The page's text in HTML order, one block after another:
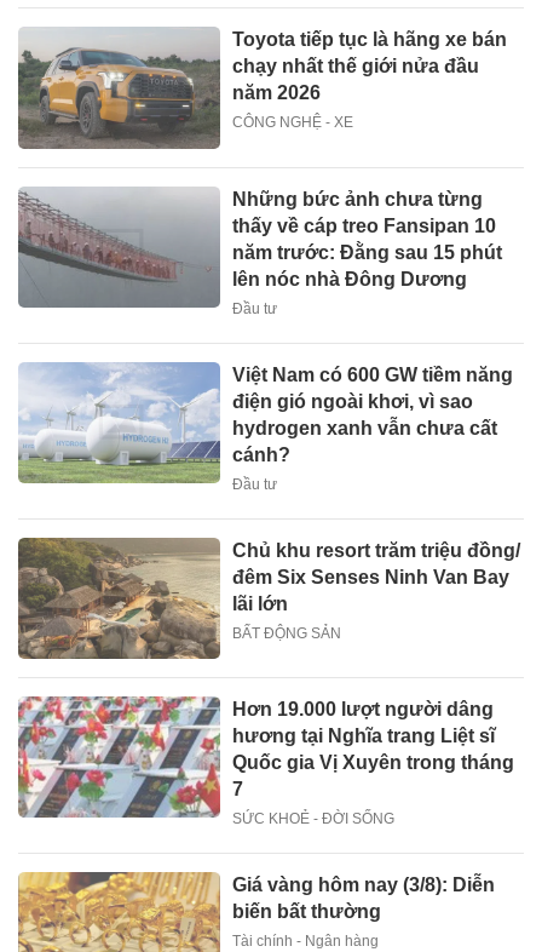
Toyota tiếp tục là hãng xe bán
chạy nhất thế giới nửa đầu
năm 2026
CÔNG NGHỆ - XE
Những bức ảnh chưa từng
thấy về cáp treo Fansipan 10
năm trước: Đằng sau 15 phút
lên nóc nhà Đông Dương
Đầu tư
Việt Nam có 600 GW tiềm năng
điện gió ngoài khơi, vì sao
hydrogen xanh vẫn chưa cất
cánh?
Đầu tư
Chủ khu resort trăm triệu đồng/
đêm Six Senses Ninh Van Bay
lãi lớn
BẤT ĐỘNG SẢN
Hơn 19.000 lượt người dâng
hương tại Nghĩa trang Liệt sĩ
Quốc gia Vị Xuyên trong tháng
7
SỨC KHOẺ - ĐỜI SỐNG
Giá vàng hôm nay (3/8): Diễn
biến bất thường
Tài chính - Ngân hàng